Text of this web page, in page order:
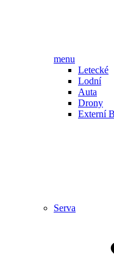
menu
Letecké
Lodní
Auta
Drony
Externí
Serva